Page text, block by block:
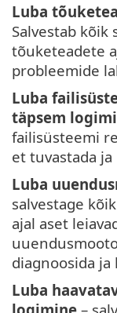
Luba
Salvestab kõik
tõuketeadete
probleemide
Luba
täpsem
failisüsteemi
et tuvastada
Luba
salvestage
ajal aset
diagnoosida ja
Luba